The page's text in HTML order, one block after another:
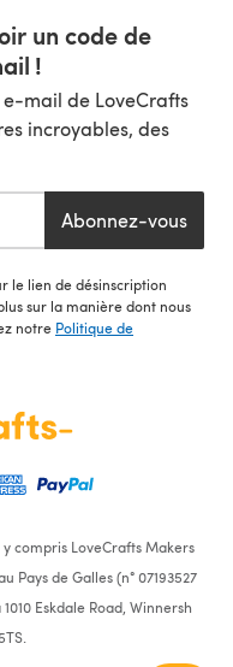
un code de
!
mail de LoveCrafts
incroyables, des
Abonnez-vous
le lien de désinscription
sur la manière dont nous
notre Politique de
compris LoveCrafts Makers
de Galles (n° 07193527
Eskdale Road, Winnersh